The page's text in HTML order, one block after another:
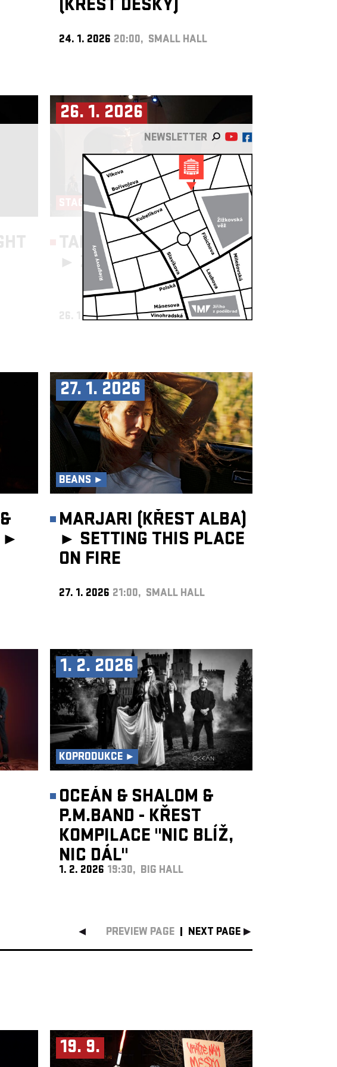
(KŘEST DESKY)
24. 1. 2026 20:00, SMALL HALL
26. 1. 2026
STAGIONA ►
TANEČNÍ STUDIO LIGHT
► ŽIRAFY NETANČÍ
26. 1. 2026 10:30, BIG HALL
►
27. 1. 2026
BEANS ►
MARJARI (KŘEST ALBA)
► SETTING THIS PLACE
ON FIRE
27. 1. 2026 21:00, SMALL HALL
1. 2. 2026
KOPRODUKCE ►
OCEÁN & SHALOM &
P.M.BAND - KŘEST
KOMPILACE "NIC BLÍŽ,
NIC DÁL"
1. 2. 2026 19:30, BIG HALL
PREVIEW PAGE NEXT PAGE
19. 9.
NEWSLETTER